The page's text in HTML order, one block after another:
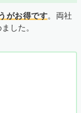
がお得です。両社
した。